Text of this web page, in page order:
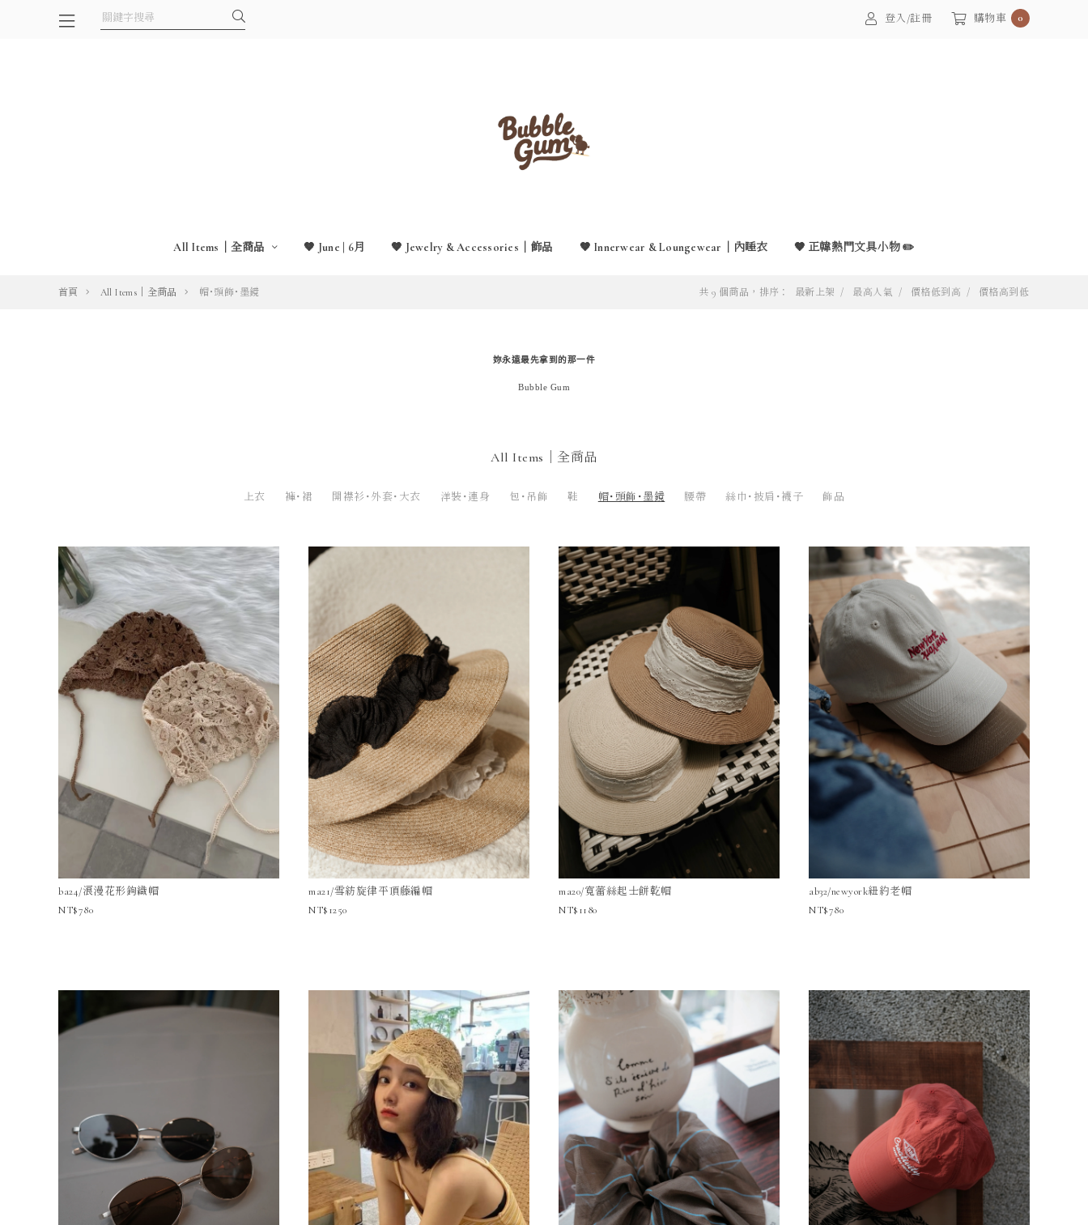
登入/註冊 購物車 0
All Items｜全商品 🤎 June | 6月 🤎 Jewelry & Accessories｜飾品 🤎 Innerwear & Loungewear｜內睡衣 🤎 正韓熱門文具小物 ✏️
首頁 All Items｜全商品 帽・頭飾・墨鏡 共 9 個商品，排序： 最新上架 最高人氣 價格低到高 價格高到低
妳永遠最先拿到的那一件
Bubble Gum
All Items｜全商品
上衣 褲・裙 開襟衫・外套・大衣 洋裝・連身 包・吊飾 鞋 帽・頭飾・墨鏡 腰帶 絲巾・披肩・襪子 飾品
ba24/浪漫花形鉤織帽
780
ma21/雪紡旋律平頂藤編帽
1250
ma20/寬蕾絲起士餅乾帽
1180
ab32/newyork紐約老帽
780